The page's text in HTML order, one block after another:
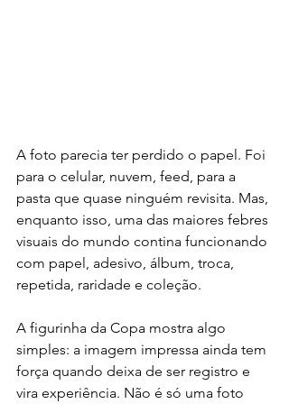
A foto parecia ter perdido o papel. Foi
para o celular, nuvem, feed, para a
pasta que quase ninguém revisita. Mas,
enquanto isso, uma das maiores febres
visuais do mundo contina funcionando
com papel, adesivo, álbum, troca,
repetida, raridade e coleção.
A figurinha da Copa mostra algo
simples: a imagem impressa ainda tem
força quando deixa de ser registro e
vira experiência. Não é só uma foto